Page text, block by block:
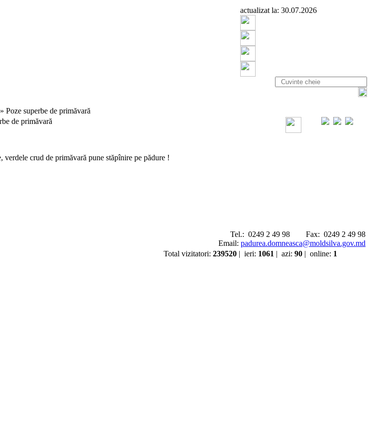
actualizat la: 30.07.2026
» Poze superbe de primăvară
de primăvară
verdele crud de primăvară pune stăpînire pe pădure !
Tel.: 0249 2 49 98 Fax: 0249 2 49 98
Email: padurea.domneasca@moldsilva.gov.md
Total vizitatori: 239520 | ieri: 1061 | azi: 90 | online: 1